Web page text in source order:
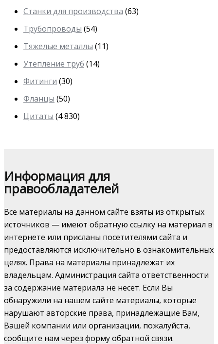
Станки для производства (63)
Трубопроводы (54)
Тяжелые металлы (11)
Утепление труб (14)
Фитинги (30)
Фланцы (50)
Цитаты (4 830)
Информация для
правообладателей
Все материалы на данном сайте взяты из открытых
источников — имеют обратную ссылку на материал в
интернете или присланы посетителями сайта и
предоставляются исключительно в ознакомительных
целях. Права на материалы принадлежат их
владельцам. Администрация сайта ответственности
за содержание материала не несет. Если Вы
обнаружили на нашем сайте материалы, которые
нарушают авторские права, принадлежащие Вам,
Вашей компании или организации, пожалуйста,
сообщите нам через форму обратной связи.